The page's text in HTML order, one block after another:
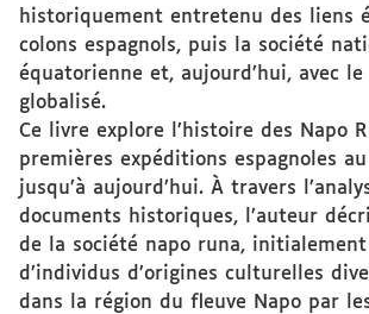
historiquement entretenu des liens
colons espagnols, puis la société
équatorienne et, aujourd’hui, avec
globalisé.
Ce livre explore l’histoire des Napo
premières expéditions espagnoles
jusqu’à aujourd’hui. À travers
documents historiques, l’auteur
de la société napo runa, initialement
d’individus d’origines culturelles
dans la région du fleuve Napo par